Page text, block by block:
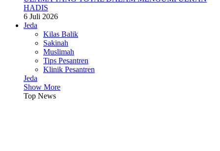
HADIS
6 Juli 2026
Jeda
Kilas Balik
Sakinah
Muslimah
Tips Pesantren
Klinik Pesantren
Jeda
Show More
Top News